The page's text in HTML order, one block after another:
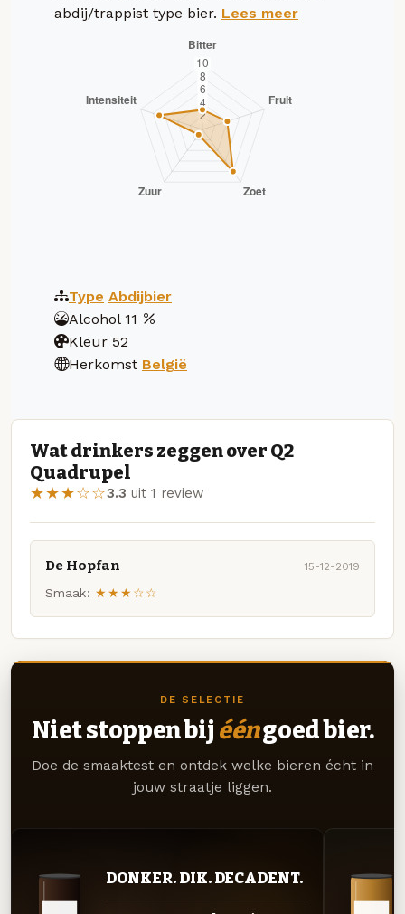
abdij/trappist type bier. Lees meer
Type Abdijbier
Alcohol 11
Kleur 52
Herkomst België
Wat drinkers zeggen over Q2
Quadrupel
★★★☆☆3.3 uit 1 review
De Hopfan 15-12-2019
Smaak: ★★★☆☆
DE SELECTIE
Niet stoppen bij ééngoed bier.
Doe de smaaktest en ontdek welke bieren écht in
jouw straatje liggen.
DONKER. DIK. DECADENT.